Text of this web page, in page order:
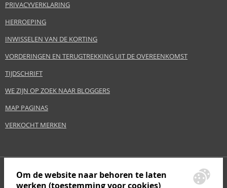
PRIVACYVERKLARING
HERROEPING
INWISSELEN VAN DE KORTING
VORDERINGEN EN TERUGTREKKING UIT DE OVEREENKOMST
TIJDSCHRIFT
WE ZIJN OP ZOEK NAAR BLOGGERS
MAP PAGINAS
VERKOCHT MERKEN
Om de website naar behoren te laten
werken (toestemming voor cookies)